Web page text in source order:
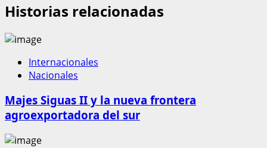
Historias relacionadas
Internacionales
Nacionales
Majes Siguas II y la nueva frontera
agroexportadora del sur